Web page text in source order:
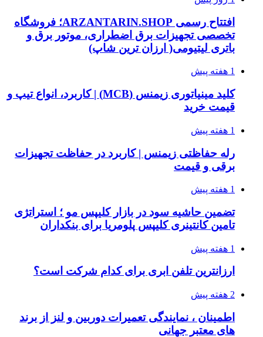
افتتاح رسمی ARZANTARIN.SHOP؛ فروشگاه
تخصصی تجهیزات برق اضطراری، موتور برق و
باتری لیتیومی( ارزان ترین شاپ)
1 هفته پیش
کلید مینیاتوری زیمنس (MCB) | کاربرد، انواع تیپ و
قیمت خرید
1 هفته پیش
رله حفاظتی زیمنس | کاربرد در حفاظت تجهیزات
برقی و قیمت
1 هفته پیش
تضمین حاشیه سود در بازار کلیپس مو ؛ استراتژی
تامین کانتینری کلیپس پلومریا برای بنکداران
1 هفته پیش
ارزانترین تلفن ابری برای کدام شرکت است؟
2 هفته پیش
اطمینان ، نمایندگی تعمیرات دوربین و لنز از برند
های معتبر جهانی